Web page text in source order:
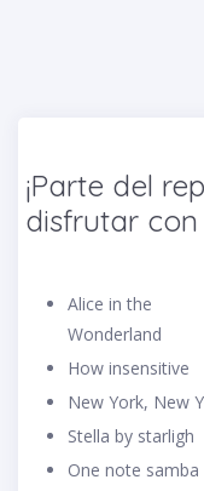
¡Parte del
disfrutar
Alice in the
Wonderland
How insensitive
New York, New
Stella by starligh
One note samba